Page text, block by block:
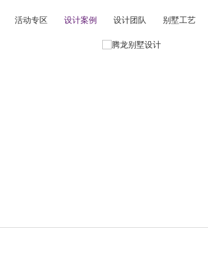
活动专区 设计案例 设计团队 别墅工艺